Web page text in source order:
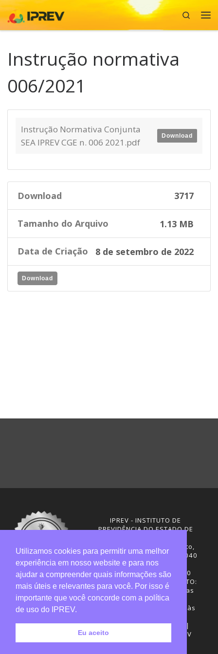
Skip to content
Search
Instrução normativa
006/2021
Instrução Normativa Conjunta
SEA IPREV CGE n. 006 2021.pdf
Download
Download 3717
Tamanho do Arquivo 1.13 MB
Data de Criação 8 de setembro de 2022
Download
IPREV - INSTITUTO DE
PREVIDÊNCIA DO ESTADO DE
Rua Visconde de Ouro Preto,
291 – Centro - CEP: 88020-040
Florianópolis - SC
Telefones: (48) 3665-4600
HORÁRIO DE FUNCIONAMENTO:
Central de Atendimento: das
12h30 às 18h
Sede administrativa: 7h30 às
Desenvolvimento: CIASC |
Gestão do conteúdo: IPREV
Utilizamos cookies para permitir uma melhor
experiência em nosso website e para nos
ajudar a compreender quais informações são
mais úteis e relevantes para você. Por isso é
importante que você concorde com a política
de uso do IPREV.
Eu aceito